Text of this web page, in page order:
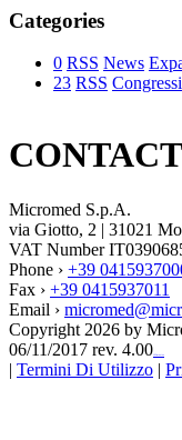
Categories
0 RSS News
23 RSS Congressi
Micromed S.p.A.
via Giotto, 2 | 31021
VAT Number
Phone › +39
Fax › +39 0415937011
Email ›
Copyright 2026 by
06/11/2017 rev. 4.00
| Termini Di Utilizzo |